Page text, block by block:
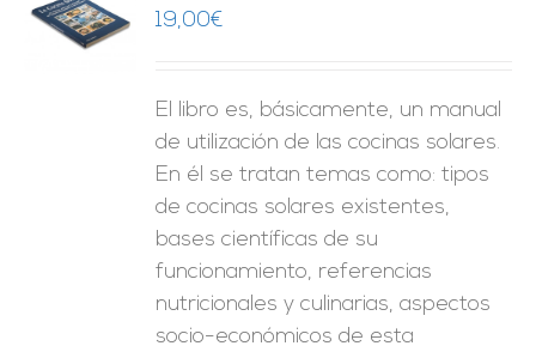
19,00€
El libro es, básicamente, un manual
de utilización de las cocinas solares.
En él se tratan temas como: tipos
de cocinas solares existentes,
bases científicas de su
funcionamiento, referencias
nutricionales y culinarias, aspectos
socio-económicos de esta